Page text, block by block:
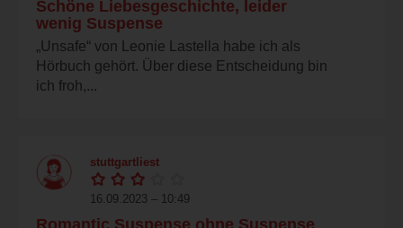
Schöne Liebesgeschichte, leider
wenig Suspense
„Unsafe“ von Leonie Lastella habe ich als
Hörbuch gehört. Über diese Entscheidung bin
ich froh,...
stuttgartliest
16.09.2023 – 10:49
Romantic Suspense ohne Suspense